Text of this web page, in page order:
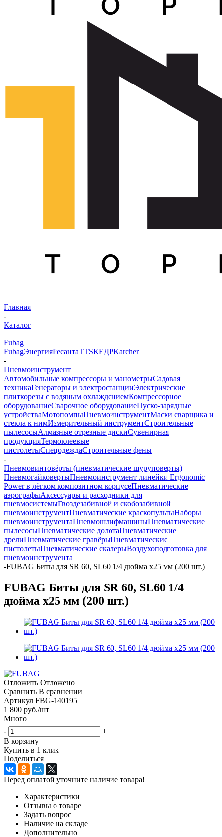
Главная
-
Каталог
-
Fubag
FubagЭнергияРесантаTTSКЕДРKarcher
-
Пневмоинструмент
Автомобильные компрессоры и манометрыСадовая
техникаГенераторы и электростанцииЭлектрические
плиткорезы с водяным охлаждениемКомпрессорное
оборудованиеСварочное оборудованиеПуско-зарядные
устройстваМотопомпыПневмоинструментМаски сварщика и
стекла к нимИзмерительный инструментСтроительные
пылесосыАлмазные отрезные дискиСувенирная
продукцияТермоклеевые
пистолетыСпецодеждаСтроительные фены
-
Пневмовинтовёрты (пневматические шуруповерты)
ПневмогайковертыПневмоинструмент линейки Ergonomic
Power в лёгком композитном корпусеПневматические
аэрографыАксессуары и расходники для
пневмосистемыГвоздезабивной и скобозабивной
пневмоинструментПневматические краскопультыНаборы
пневмоинструментаПневмошлифмашиныПневматические
пылесосыПневматические долотаПневматические
дрелиПневматические гравёрыПневматические
пистолетыПневматические скалерыВоздухоподготовка для
пневмоинструмента
-FUBAG Биты для SR 60, SL60 1/4 дюйма x25 мм (200 шт.)
FUBAG Биты для SR 60, SL60 1/4
дюйма x25 мм (200 шт.)
Отложить Отложено
Сравнить В сравнении
Артикул FBG-140195
1 800 руб./шт
Много
-
+
В корзину
Купить в 1 клик
Поделиться
Перед оплатой уточните наличие товара!
Характеристики
Отзывы о товаре
Задать вопрос
Наличие на складе
Дополнительно